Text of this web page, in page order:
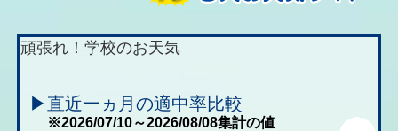
頑張れ！学校のお天気
▶直近一ヵ月の適中率比較
※2026/07/10～2026/08/08集計の値